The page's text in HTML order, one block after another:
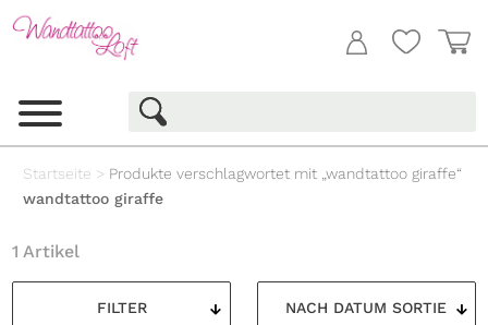
Startseite > Produkte verschlagwortet mit „wandtattoo giraffe“
wandtattoo giraffe
FILTER
1 Artikel